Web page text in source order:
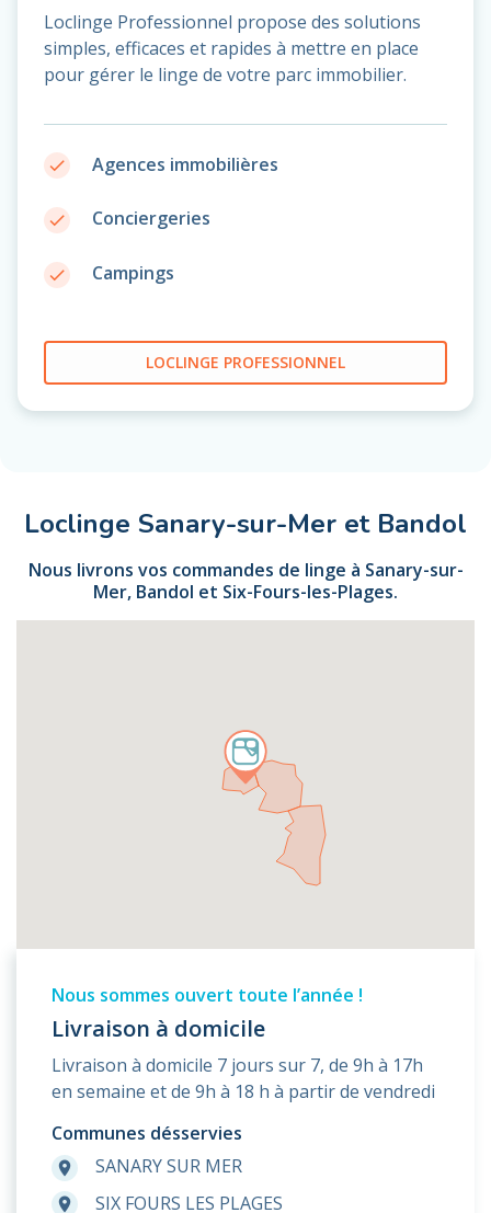
Loclinge Professionnel propose des solutions
simples, efficaces et rapides à mettre en place
pour gérer le linge de votre parc immobilier.
done Agences immobilières
done Conciergeries
done Campings
LOCLINGE PROFESSIONNEL
Loclinge Sanary-sur-Mer et Bandol
Nous livrons vos commandes de linge à Sanary-sur-
Mer, Bandol et Six-Fours-les-Plages.
Nous sommes ouvert toute l’année !
Livraison à domicile
Livraison à domicile 7 jours sur 7, de 9h à 17h
en semaine et de 9h à 18 h à partir de vendredi
Communes désservies
room SANARY SUR MER
room SIX FOURS LES PLAGES